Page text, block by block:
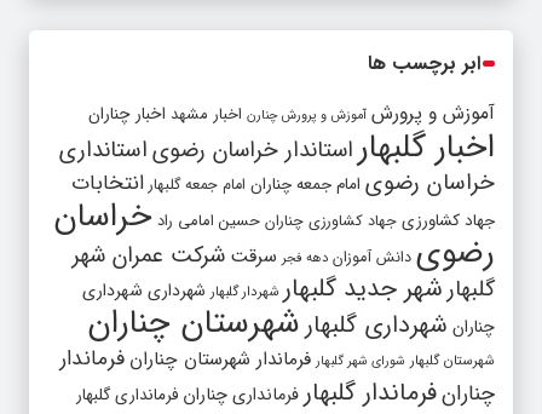
ابر برچسب ها
آموزش و پرورش آموزش و پرورش چنارن اخبار مشهد اخبار چناران
اخبار گلبهار استاندار خراسان رضویاستانداری
خراسان رضوی امام جمعه چناران امام جمعه گلبهار انتخابات
جهاد کشاورزی جهاد کشاورزی چناران حسین امامی راد خراسان
رضوی دانش آموزان دهه فجر سرقت شرکت عمران شهر
گلبهارشهر جدید گلبهار شهردار گلبهار شهرداری شهرداری
چناران شهرداری گلبهار شهرستان چناران
شهرستان گلبهار شورای شهر گلبهار فرماندار شهرستان چناران فرماندار
چنارانفرماندار گلبهار فرمانداری چناران فرمانداری گلبهار